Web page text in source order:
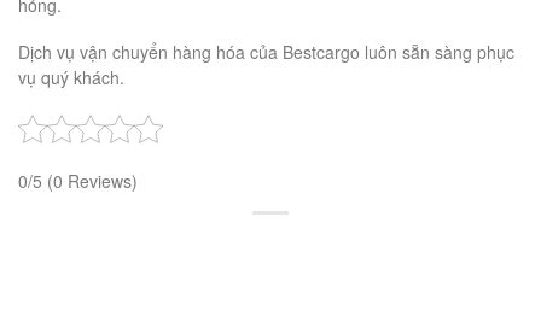
hỏng.
Dịch vụ vận chuyển hàng hóa của Bestcargo luôn sẵn sàng phục
vụ quý khách.
0/5 (0 Reviews)